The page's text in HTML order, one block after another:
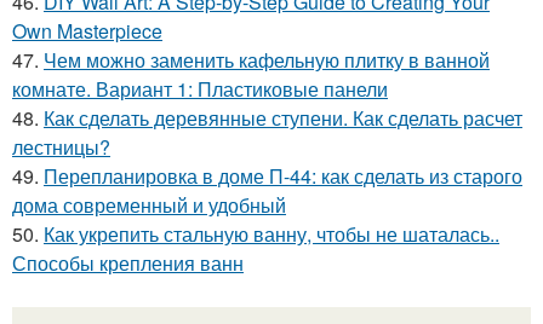
Own Masterpiece
47. Чем можно заменить кафельную плитку в ванной
комнате. Вариант 1: Пластиковые панели
48. Как сделать деревянные ступени. Как сделать расчет
лестницы?
49. Перепланировка в доме П-44: как сделать из старого
дома современный и удобный
50. Как укрепить стальную ванну, чтобы не шаталась..
Способы крепления ванн